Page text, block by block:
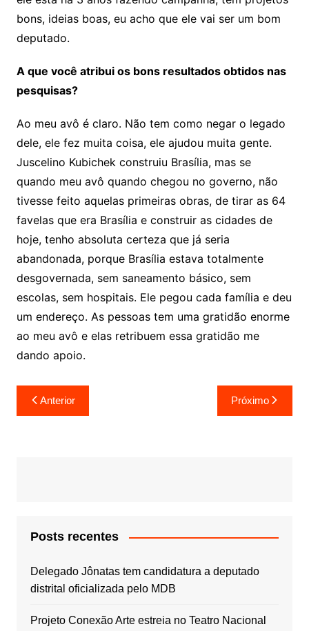
bons, ideias boas, eu acho que ele vai ser um bom
deputado.
A que você atribui os bons resultados obtidos nas
pesquisas?
Ao meu avô é claro. Não tem como negar o legado
dele, ele fez muita coisa, ele ajudou muita gente.
Juscelino Kubichek construiu Brasília, mas se
quando meu avô quando chegou no governo, não
tivesse feito aquelas primeiras obras, de tirar as 64
favelas que era Brasília e construir as cidades de
hoje, tenho absoluta certeza que já seria
abandonada, porque Brasília estava totalmente
desgovernada, sem saneamento básico, sem
escolas, sem hospitais. Ele pegou cada família e deu
um endereço. As pessoas tem uma gratidão enorme
ao meu avô e elas retribuem essa gratidão me
dando apoio.
Navegação
de
Anterior Próximo
Posts recentes
Delegado Jônatas tem candidatura a deputado
distrital oficializada pelo MDB
Projeto Conexão Arte estreia no Teatro Nacional